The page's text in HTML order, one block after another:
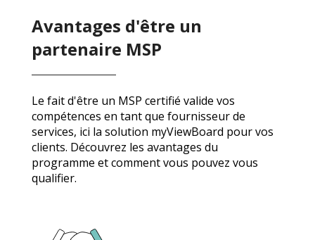
Avantages d'être un
partenaire MSP
Le fait d'être un MSP certifié valide vos
compétences en tant que fournisseur de
services, ici la solution myViewBoard pour vos
clients. Découvrez les avantages du
programme et comment vous pouvez vous
qualifier.